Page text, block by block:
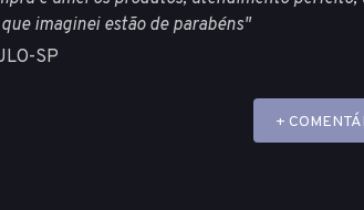
imaginei estão de parabéns"
SP
+